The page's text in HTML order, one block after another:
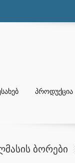
ᲞᲠᲝᲓᲣᲥᲪᲘᲐ
ᲑᲝᲠᲔᲑᲘ